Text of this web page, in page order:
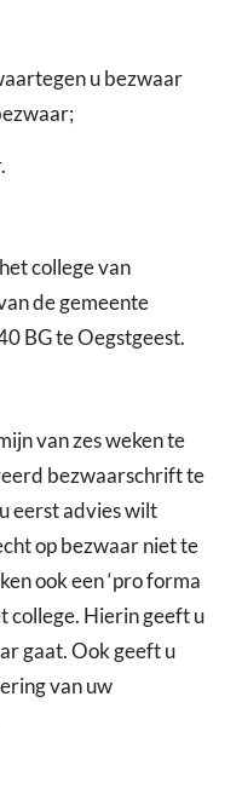
u bezwaar
college van
de gemeente
BG te Oegstgeest.
van zes weken te
bezwaarschrift te
eerst advies wilt
op bezwaar niet te
ook een ‘pro forma
college. Hierin geeft u
gaat. Ook geeft u
van uw